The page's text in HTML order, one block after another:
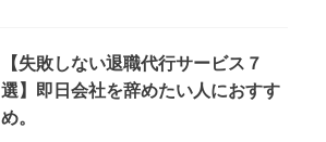
【失敗しない退職代行サービス７
選】即日会社を辞めたい人におすす
め。